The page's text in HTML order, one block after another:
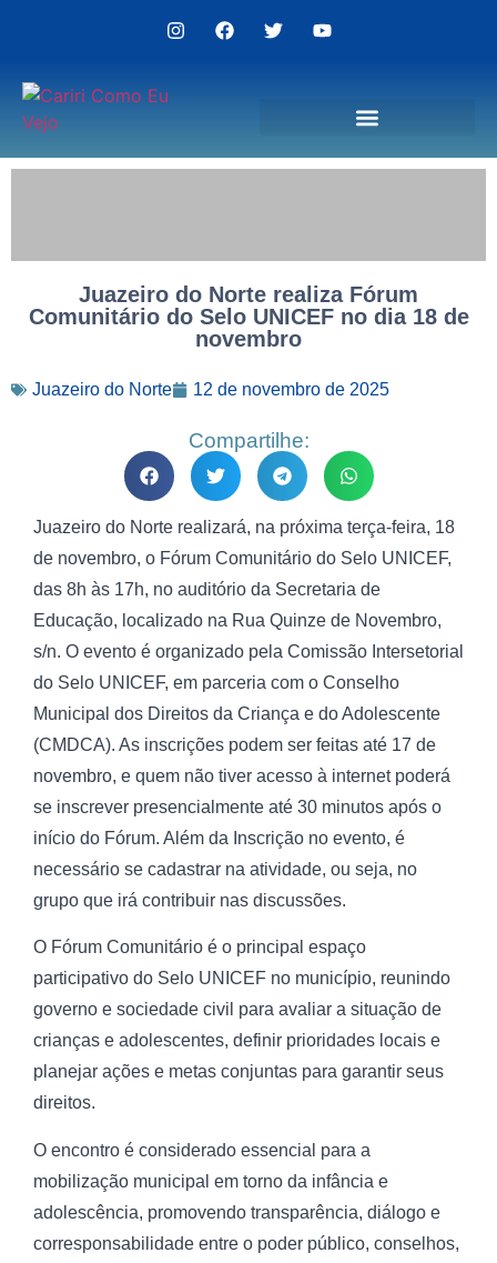
Juazeiro do Norte realiza Fórum
Comunitário do Selo UNICEF no dia 18 de
novembro
Juazeiro do Norte 12 de novembro de 2025
Compartilhe:
Juazeiro do Norte realizará, na próxima terça-feira, 18
de novembro, o Fórum Comunitário do Selo UNICEF,
das 8h às 17h, no auditório da Secretaria de
Educação, localizado na Rua Quinze de Novembro,
s/n. O evento é organizado pela Comissão Intersetorial
do Selo UNICEF, em parceria com o Conselho
Municipal dos Direitos da Criança e do Adolescente
(CMDCA). As inscrições podem ser feitas até 17 de
novembro, e quem não tiver acesso à internet poderá
se inscrever presencialmente até 30 minutos após o
início do Fórum. Além da Inscrição no evento, é
necessário se cadastrar na atividade, ou seja, no
grupo que irá contribuir nas discussões.
O Fórum Comunitário é o principal espaço
participativo do Selo UNICEF no município, reunindo
governo e sociedade civil para avaliar a situação de
crianças e adolescentes, definir prioridades locais e
planejar ações e metas conjuntas para garantir seus
direitos.
O encontro é considerado essencial para a
mobilização municipal em torno da infância e
adolescência, promovendo transparência, diálogo e
corresponsabilidade entre o poder público, conselhos,